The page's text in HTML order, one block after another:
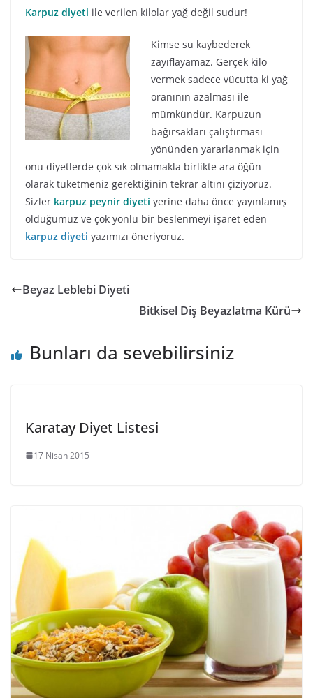
Karpuz diyeti ile verilen kilolar yağ değil sudur!
Kimse su kaybederek
zayıflayamaz. Gerçek kilo
vermek sadece vücutta ki yağ
oranının azalması ile
mümkündür. Karpuzun
bağırsakları çalıştırması
yönünden yararlanmak için
onu diyetlerde çok sık olmamakla birlikte ara öğün
olarak tüketmeniz gerektiğinin tekrar altını çiziyoruz.
Sizler karpuz peynir diyeti yerine daha önce yayınlamış
olduğumuz ve çok yönlü bir beslenmeyi işaret eden
karpuz diyeti yazımızı öneriyoruz.
Beyaz Leblebi Diyeti
Bitkisel Diş Beyazlatma Kürü
Bunları da sevebilirsiniz
Karatay Diyet Listesi
17 Nisan 2015